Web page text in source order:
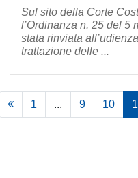
Sul sito della Corte
l’Ordinanza n. 25 del 5
stata rinviata
trattazione delle ...
1 ... 9 10